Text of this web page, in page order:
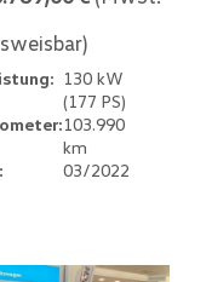
130 kW
(177 PS)
103.990
km
03/2022